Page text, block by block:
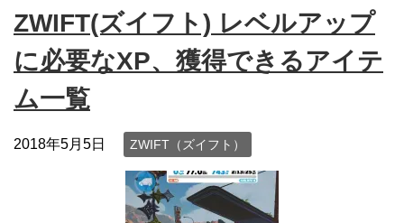
ZWIFT(ズイフト) レベルアップ
に必要なXP、獲得できるアイテ
ム一覧
2018年5月5日 ZWIFT（ズイフト）